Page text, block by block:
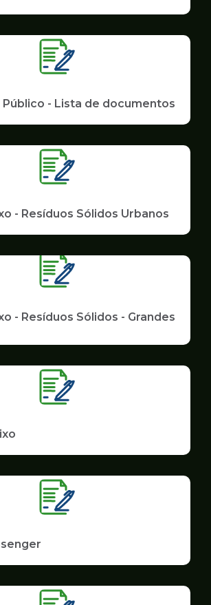
Governo
- Lista de documentos
- Resíduos Sólidos Urbanos
- Resíduos Sólidos - Grandes